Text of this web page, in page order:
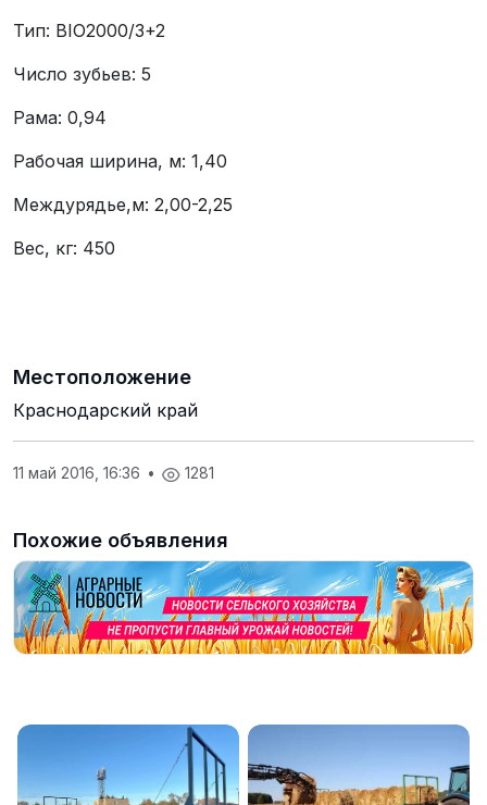
Тип: BIO2000/3+2
Число зубьев: 5
Рама: 0,94
Рабочая ширина, м: 1,40
Междурядье,м: 2,00-2,25
Вес, кг: 450
Местоположение
Краснодарский край
11 май 2016, 16:36 • 1281
Похожие объявления